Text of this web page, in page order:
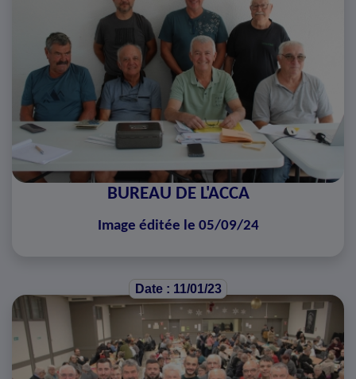
BUREAU DE L'ACCA
Image éditée le 05/09/24
Date : 11/01/23